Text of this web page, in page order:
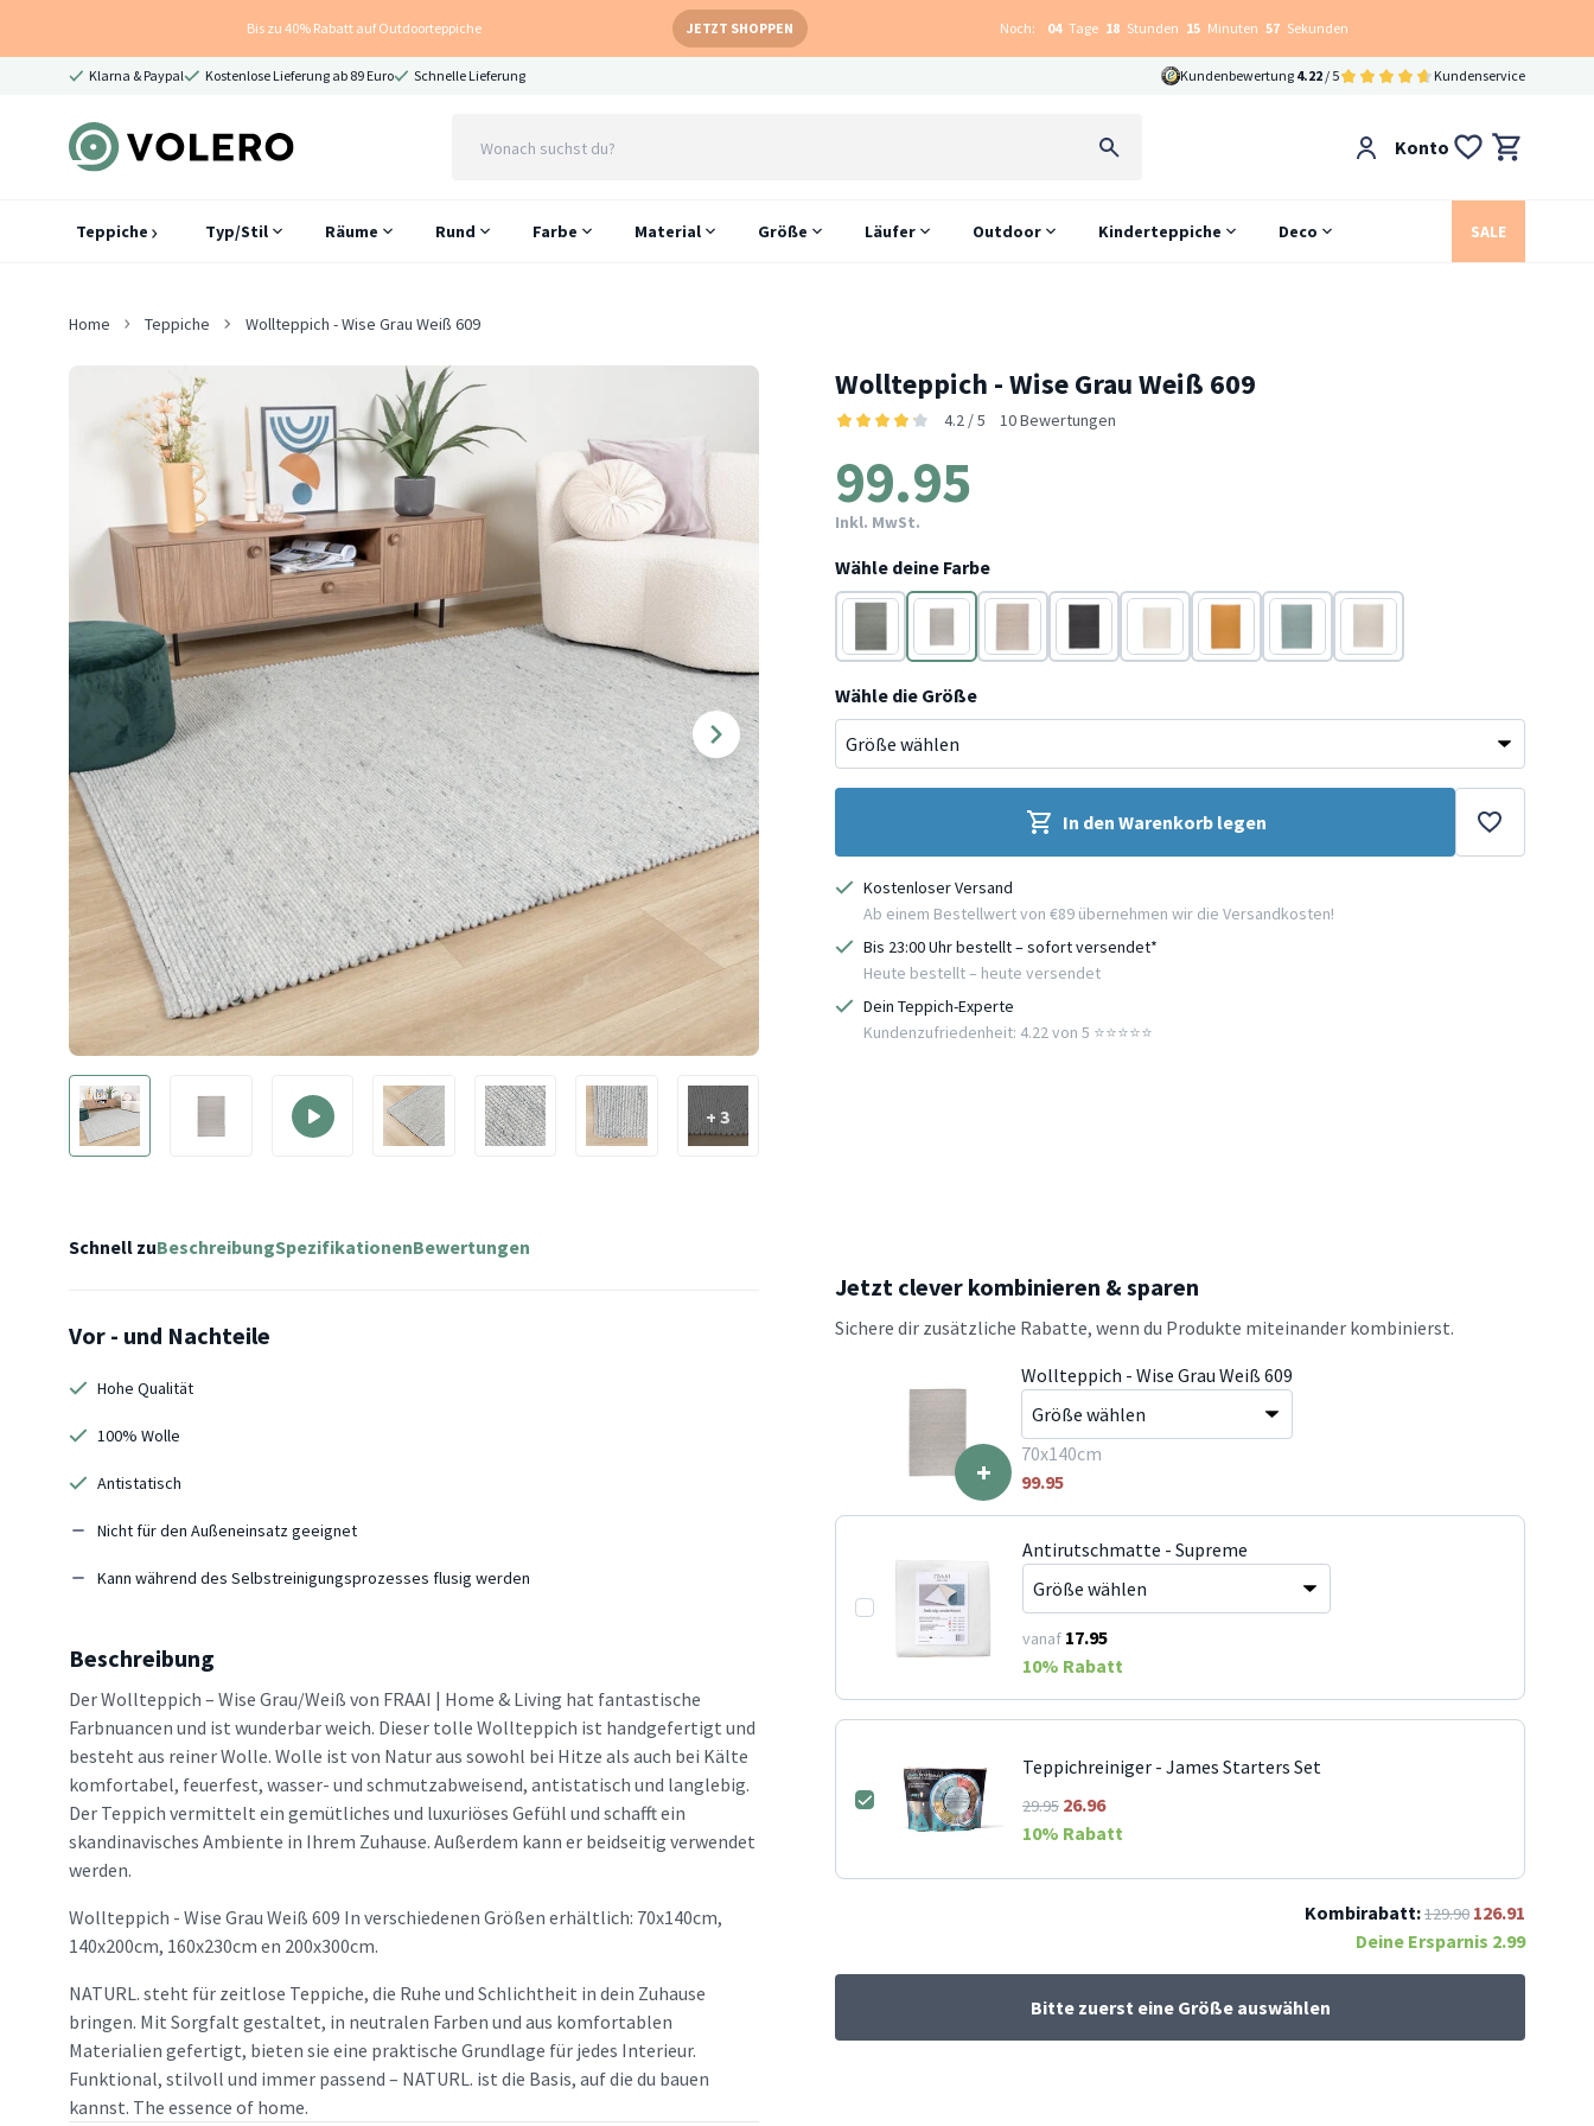
Bis zu 40% Rabatt auf Outdoorteppiche JETZT SHOPPEN Noch: 04 Tage 18 Stunden 15 Minuten 56 Sekunden
Klarna & Paypal Kostenlose Lieferung ab 89 Euro Schnelle Lieferung Kundenbewertung 4.22 / 5 Kundenservice
Konto
Teppiche Typ/Stil Räume Rund Farbe Material Größe Läufer Outdoor Kinderteppiche Deco SALE
Home Teppiche Wollteppich - Wise Grau Weiß 609
+ 3
Wollteppich - Wise Grau Weiß 609
4.2 / 5 10 Bewertungen
99.95
Inkl. MwSt.
Wähle deine Farbe
Grün Grau Beige SchwarzWeiß Gelb Blau
Grau
Wähle die Größe
In den Warenkorb legen
Kostenloser Versand
Ab einem Bestellwert von €89 übernehmen wir die Versandkosten!
Bis 23:00 Uhr bestellt – sofort versendet*
Heute bestellt – heute versendet
Dein Teppich-Experte
Kundenzufriedenheit: 4.22 von 5 ⭐️⭐️⭐️⭐️⭐️
Schnell zuBeschreibungSpezifikationenBewertungen
Vor - und Nachteile
Hohe Qualität
100% Wolle
Antistatisch
Nicht für den Außeneinsatz geeignet
Kann während des Selbstreinigungsprozesses flusig werden
Beschreibung
Der Wollteppich – Wise Grau/Weiß von FRAAI | Home & Living hat fantastische
Farbnuancen und ist wunderbar weich. Dieser tolle Wollteppich ist handgefertigt und
besteht aus reiner Wolle. Wolle ist von Natur aus sowohl bei Hitze als auch bei Kälte
komfortabel, feuerfest, wasser- und schmutzabweisend, antistatisch und langlebig.
Der Teppich vermittelt ein gemütliches und luxuriöses Gefühl und schafft ein
skandinavisches Ambiente in Ihrem Zuhause. Außerdem kann er beidseitig verwendet
werden.
Wollteppich - Wise Grau Weiß 609 In verschiedenen Größen erhältlich: 70x140cm,
140x200cm, 160x230cm en 200x300cm.
NATURL. steht für zeitlose Teppiche, die Ruhe und Schlichtheit in dein Zuhause
bringen. Mit Sorgfalt gestaltet, in neutralen Farben und aus komfortablen
Materialien gefertigt, bieten sie eine praktische Grundlage für jedes Interieur.
Funktional, stilvoll und immer passend – NATURL. ist die Basis, auf die du bauen
kannst. The essence of home.
Jetzt clever kombinieren & sparen
Sichere dir zusätzliche Rabatte, wenn du Produkte miteinander kombinierst.
+
Wollteppich - Wise Grau Weiß 609
70x140cm
99.95
Antirutschmatte - Supreme
vanaf 17.95
10% Rabatt
Teppichreiniger - James Starters Set
29.95 26.96
10% Rabatt
Kombirabatt:129.90 126.91
Deine Ersparnis 2.99
Bitte zuerst eine Größe auswählen